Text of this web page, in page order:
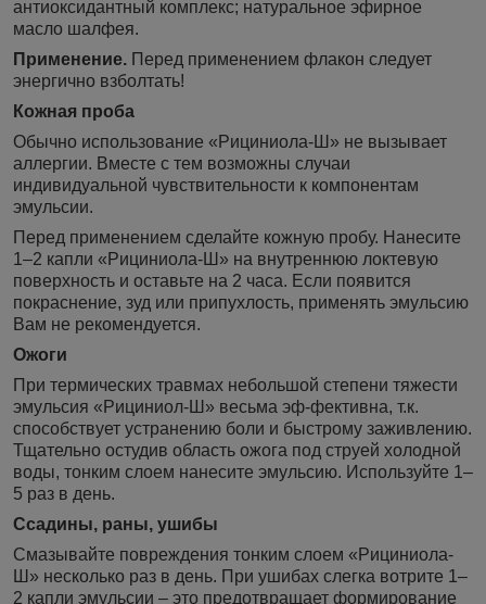
антиоксидантный комплекс; натуральное эфирное
масло шалфея.
Применение. Перед применением флакон следует
энергично взболтать!
Кожная проба
Обычно использование «Рициниола-Ш» не вызывает
аллергии. Вместе с тем возможны случаи
индивидуальной чувствительности к компонентам
эмульсии.
Перед применением сделайте кожную пробу. Нанесите
1–2 капли «Рициниола-Ш» на внутреннюю локтевую
поверхность и оставьте на 2 часа. Если появится
покраснение, зуд или припухлость, применять эмульсию
Вам не рекомендуется.
Ожоги
При термических травмах небольшой степени тяжести
эмульсия «Рициниол-Ш» весьма эф-фективна, т.к.
способствует устранению боли и быстрому заживлению.
Тщательно остудив область ожога под струей холодной
воды, тонким слоем нанесите эмульсию. Используйте 1–
5 раз в день.
Ссадины, раны, ушибы
Смазывайте повреждения тонким слоем «Рициниола-
Ш» несколько раз в день. При ушибах слегка вотрите 1–
2 капли эмульсии – это предотвращает формирование